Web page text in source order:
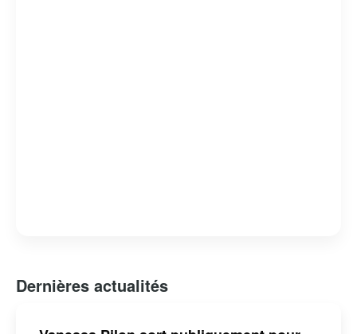
Dernières actualités